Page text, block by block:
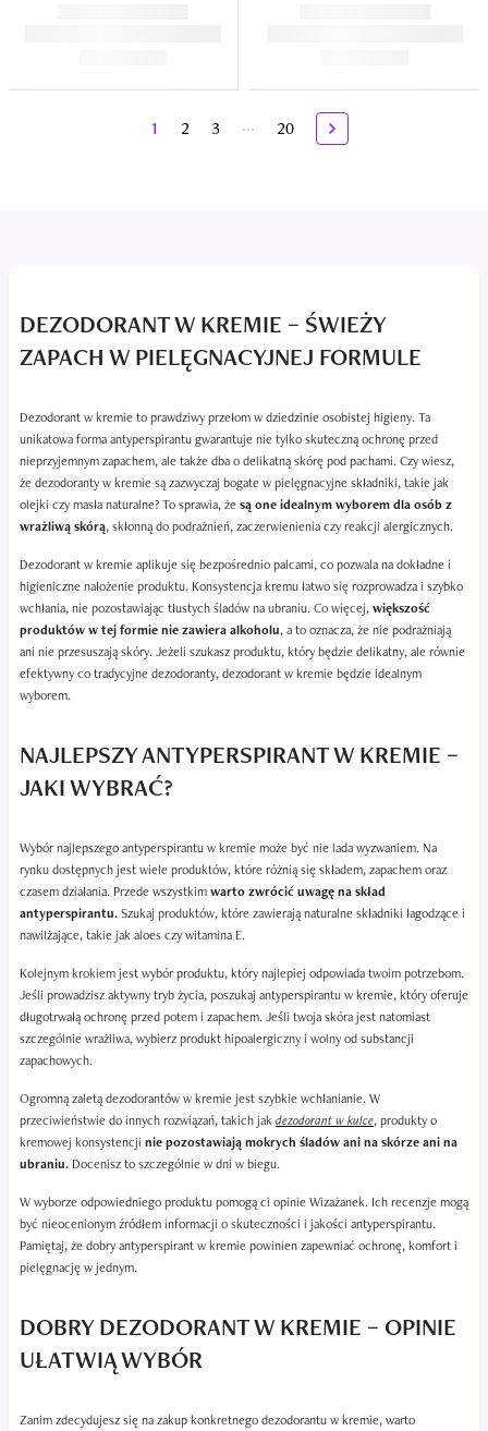
1 2 3 ... 20
DEZODORANT W KREMIE – ŚWIEŻY
ZAPACH W PIELĘGNACYJNEJ FORMULE
Dezodorant w kremie to prawdziwy przełom w dziedzinie osobistej higieny. Ta
unikatowa forma antyperspirantu gwarantuje nie tylko skuteczną ochronę przed
nieprzyjemnym zapachem, ale także dba o delikatną skórę pod pachami. Czy wiesz,
że dezodoranty w kremie są zazwyczaj bogate w pielęgnacyjne składniki, takie jak
olejki czy masła naturalne? To sprawia, żesą one idealnym wyborem dla osób z
wrażliwą skórą, skłonną do podrażnień, zaczerwienienia czy reakcji alergicznych.
Dezodorant w kremie aplikuje się bezpośrednio palcami, co pozwala na dokładne i
higieniczne nałożenie produktu. Konsystencja kremu łatwo się rozprowadza i szybko
wchłania, nie pozostawiając tłustych śladów na ubraniu. Co więcej,większość
produktów w tej formie nie zawiera alkoholu, a to oznacza, że nie podrażniają
ani nie przesuszają skóry. Jeżeli szukasz produktu, który będzie delikatny, ale równie
efektywny co tradycyjne dezodoranty, dezodorant w kremie będzie idealnym
wyborem.
NAJLEPSZY ANTYPERSPIRANT W KREMIE –
JAKI WYBRAĆ?
Wybór najlepszego antyperspirantu w kremie może być nie lada wyzwaniem. Na
rynku dostępnych jest wiele produktów, które różnią się składem, zapachem oraz
czasem działania. Przede wszystkimwarto zwrócić uwagę na skład
antyperspirantu.Szukaj produktów, które zawierają naturalne składniki łagodzące i
nawilżające, takie jak aloes czy witamina E.
Kolejnym krokiem jest wybór produktu, który najlepiej odpowiada twoim potrzebom.
Jeśli prowadzisz aktywny tryb życia, poszukaj antyperspirantu w kremie, który oferuje
długotrwałą ochronę przed potem i zapachem. Jeśli twoja skóra jest natomiast
szczególnie wrażliwa, wybierz produkt hipoalergiczny i wolny od substancji
zapachowych.
Ogromną zaletą dezodorantów w kremie jest szybkie wchłanianie. W
przeciwieństwie do innych rozwiązań, takich jak dezodorant w kulce, produkty o
kremowej konsystencji nie pozostawiają mokrych śladów ani na skórze ani na
ubraniu. Docenisz to szczególnie w dni w biegu.
W wyborze odpowiedniego produktu pomogą ci opinie Wizażanek. Ich recenzje mogą
być nieocenionym źródłem informacji o skuteczności i jakości antyperspirantu.
Pamiętaj, że dobry antyperspirant w kremie powinien zapewniać ochronę, komfort i
pielęgnację w jednym.
DOBRY DEZODORANT W KREMIE – OPINIE
UŁATWIĄ WYBÓR
Zanim zdecydujesz się na zakup konkretnego dezodorantu w kremie, warto